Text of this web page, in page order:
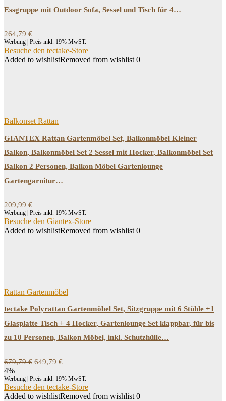
Essgruppe mit Outdoor Sofa, Sessel und Tisch für 4…
264,79 €
Werbung | Preis inkl. 19% MwST.
Besuche den tectake-Store
Added to wishlistRemoved from wishlist 0
Balkonset Rattan
GIANTEX Rattan Gartenmöbel Set, Balkonmöbel Kleiner
Balkon, Balkonmöbel Set 2 Sessel mit Hocker, Balkonmöbel Set
Balkon 2 Personen, Balkon Möbel Gartenlounge
Gartengarnitur…
209,99 €
Werbung | Preis inkl. 19% MwST.
Besuche den Giantex-Store
Added to wishlistRemoved from wishlist 0
Rattan Gartenmöbel
tectake Polyrattan Gartenmöbel Set, Sitzgruppe mit 6 Stühle +1
Glasplatte Tisch + 4 Hocker, Gartenlounge Set klappbar, für bis
zu 10 Personen, Balkon Möbel, inkl. Schutzhülle…
679,79€ Ursprünglicher
war:
679,79 €
649,79 €
ist:
649,79 €.
4%
Werbung | Preis inkl. 19% MwST.
Besuche den tectake-Store
Added to wishlistRemoved from wishlist 0